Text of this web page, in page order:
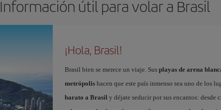
Información útil para volar a Brasil
¡Hola, Brasil!
Brasil bien se merece un viaje. Sus playas de arena
metrópolishacen que este país inmenso sea uno de los
barato a Brasil y déjate seducir por sus encantos: desde